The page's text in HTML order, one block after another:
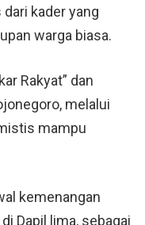
kader yang
warga biasa.
Rakyat” dan
, melalui
mampu
kemenangan
Dapil lima, sebagai